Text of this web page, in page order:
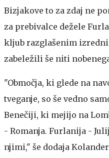
Bizjakove to za zdaj ne
za prebivalce dežele
kljub razglašenim
zabeležili še niti
"Območja, ki glede na
tveganje, so še vedno
Benečiji, ki mejijo na
- Romanja. Furlanija -
njimi," še dodaja